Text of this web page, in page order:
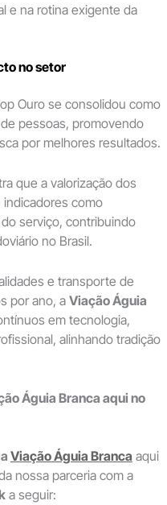
e na rotina exigente da
no setor
Ouro se consolidou como
pessoas, promovendo
por melhores resultados.
que a valorização dos
como
serviço, contribuindo
no Brasil.
e transporte de
por ano, a Viação Águia
em tecnologia,
alinhando tradição
Águia Branca aqui no
Viação Águia Branca aqui
nossa parceria com a
a seguir: